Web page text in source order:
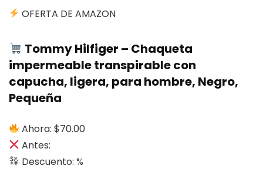
OFERTA DE AMAZON
Tommy Hilfiger – Chaqueta
impermeable transpirable con
capucha, ligera, para hombre, Negro,
Pequeña
Ahora: $70.00
Antes:
Descuento: %